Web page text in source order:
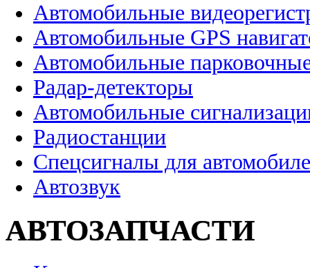
Автомобильные
Автомобильные GPS
Автомобильные
Радар-детекторы
Автомобильные
Радиостанции
Спецсигналы для
Автозвук
АВТОЗАПЧАСТИ